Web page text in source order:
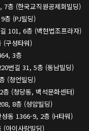
층 (한국교직원공제회빌딩)
층 (PJ빌딩)
101, 6층 (백현법조프라자)
(구성타워)
3층
번길 31, 5층 (동남빌딩)
(청언빌딩)
(청당동, 백석문화센터)
8층 (성암빌딩)
동 1366-9, 2층 (H타워)
(아이사랑빌딩)